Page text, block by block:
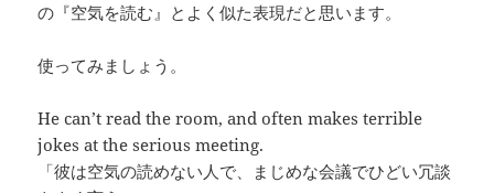
の『空気を読む』とよく似た表現だと思います。
使ってみましょう。
He can’t read the room, and often makes terrible
jokes at the serious meeting.
「彼は空気の読めない人で、まじめな会議でひどい冗談